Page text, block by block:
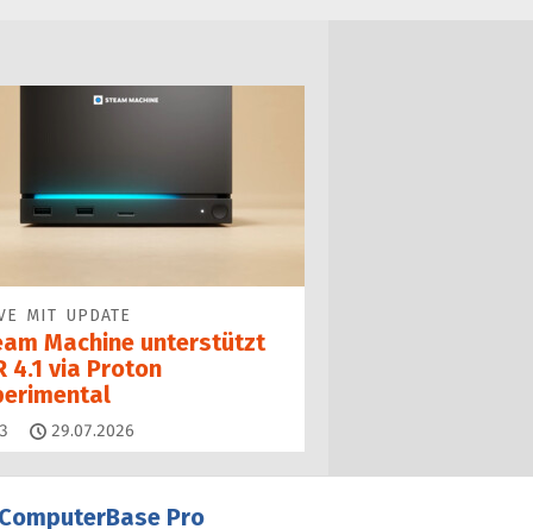
MIT UPDATE
Machine unterstützt
4.1 via Proton
Kommentare
29.07.2026
ComputerBase Pro